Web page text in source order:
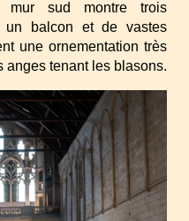
mur sud montre trois
un balcon et de vastes
une ornementation très
anges tenant les blasons.